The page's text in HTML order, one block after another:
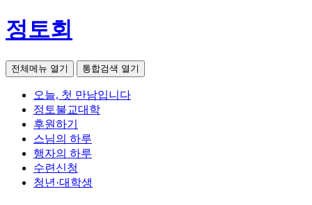
정토회
전체메뉴 열기 통합검색 열기
오늘, 첫 만남입니다
정토불교대학
후원하기
스님의 하루
행자의 하루
수련신청
청년·대학생